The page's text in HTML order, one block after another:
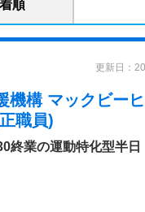
順
更新日：
機構 マックビーヒ
職員)
終業の運動特化型半日